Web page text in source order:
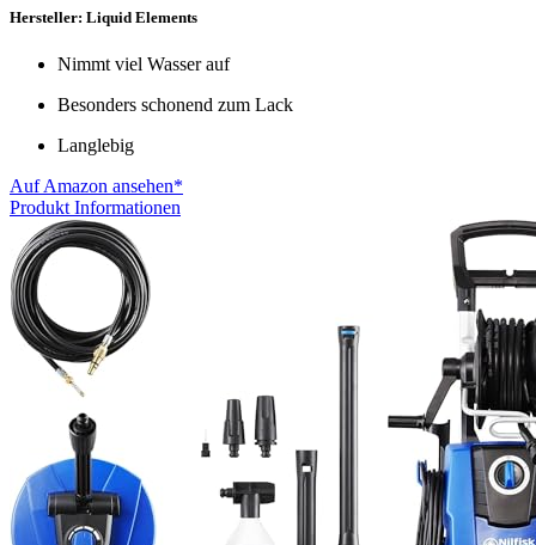
Hersteller: Liquid Elements
Nimmt viel Wasser auf
Besonders schonend zum Lack
Langlebig
Auf Amazon ansehen*
Produkt Informationen